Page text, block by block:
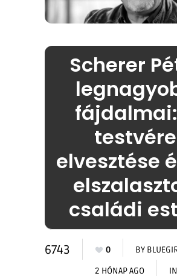
Scherer
testvére
elvesztése
családi
6743 0 BY
2 HÓNAP AGO IN